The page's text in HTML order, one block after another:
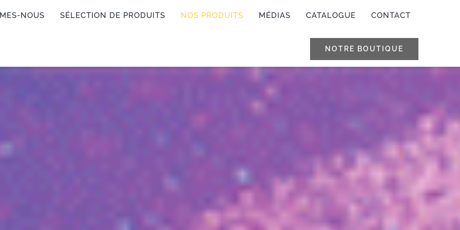
NOUS SÉLECTION DE PRODUITS NOS PRODUITS MÉDIAS CATALOGUE CONTACT
NOTRE BOUTIQUE